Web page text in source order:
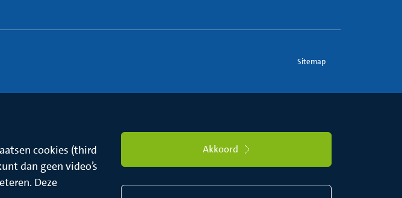
Sitemap
cookies (third
dan geen video’s
Deze
Akkoord